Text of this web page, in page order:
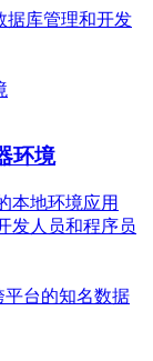
据库管理和开发
环境
本地环境应用
发人员和程序员